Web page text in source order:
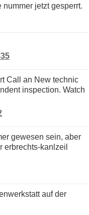
nummer jetzt gesperrt.
inspection. Watch
erbrechts-kanlzeil